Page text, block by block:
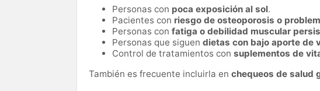
Personas con poca exposición al sol.
Pacientes con riesgo de osteoporosis o
Personas con fatiga o debilidad muscular
Personas que siguen dietas con bajo aporte de
Control de tratamientos con suplementos de
También es frecuente incluirla en chequeos de salud